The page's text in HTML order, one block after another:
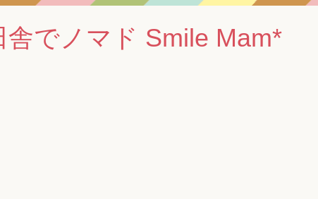
でノマド Smile Mam*